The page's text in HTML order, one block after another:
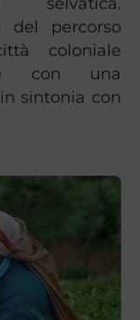
del percorso
coloniale
e con una
sintonia con